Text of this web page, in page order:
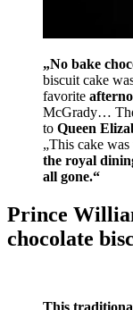
„No bake
biscuit cake
favorite
McGrady…
to Queen
„This cake
the royal
all gone.“
Prince
chocolate
This